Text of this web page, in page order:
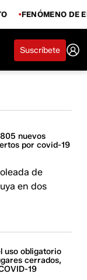
FENÓMENO DE
Suscríbete
nuevos
por covid-19
de
en dos
uso obligatorio
cerrados,
19